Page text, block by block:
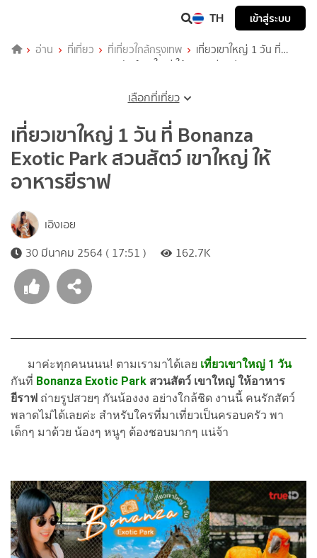
TH เข้าสู่ระบบ
อ่าน ที่เที่ยว ที่เที่ยวใกล้กรุงเทพ
เที่ยวเขาใหญ่ 1 วัน ที่
Bonanza Exotic Park สวนสัตว์ เขาใหญ่ ให้อาหารยีราฟ
เลือกที่เที่ยว
เที่ยวเขาใหญ่ 1 วัน ที่ Bonanza
Exotic Park สวนสัตว์ เขาใหญ่ ให้
อาหารยีราฟ
เอิงเอย
30 มีนาคม 2564 ( 17:51 )
162.7K
มาค่ะทุกคนนนน! ตามเรามาได้เลย เที่ยวเขาใหญ่ 1 วัน
กันที่ Bonanza Exotic Park สวนสัตว์ เขาใหญ่ ให้อาหาร
ยีราฟ ถ่ายรูปสวยๆ กันน้องงง อย่างใกล้ชิด งานนี้ คนรักสัตว์
พลาดไม่ได้เลยค่ะ สำหรับใครที่มาเที่ยวเป็นครอบครัว พา
เด็กๆ มาด้วย น้องๆ หนูๆ ต้องชอบมากๆ แน่จ้า